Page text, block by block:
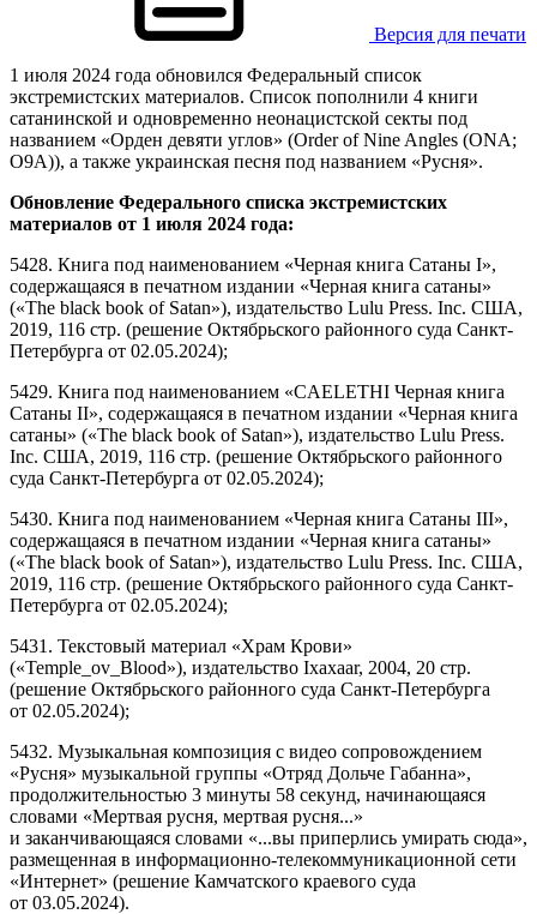
Версия для печати
1 июля 2024 года обновился Федеральный список
экстремистских материалов. Список пополнили 4 книги
сатанинской и одновременно неонацистской секты под
названием «Орден девяти углов» (Order of Nine Angles (ONA;
O9A)), а также украинская песня под названием «Русня».
Обновление Федерального списка экстремистских
материалов от 1 июля 2024 года:
5428. Книга под наименованием «Черная книга Сатаны I»,
содержащаяся в печатном издании «Черная книга сатаны»
(«The black book of Satan»), издательство Lulu Press. Inc. США,
2019, 116 стр. (решение Октябрьского районного суда Санкт-
Петербурга от 02.05.2024);
5429. Книга под наименованием «CAELETHI Черная книга
Сатаны II», содержащаяся в печатном издании «Черная книга
сатаны» («The black book of Satan»), издательство Lulu Press.
Inc. США, 2019, 116 стр. (решение Октябрьского районного
суда Санкт-Петербурга от 02.05.2024);
5430. Книга под наименованием «Черная книга Сатаны III»,
содержащаяся в печатном издании «Черная книга сатаны»
(«The black book of Satan»), издательство Lulu Press. Inc. США,
2019, 116 стр. (решение Октябрьского районного суда Санкт-
Петербурга от 02.05.2024);
5431. Текстовый материал «Храм Крови»
(«Temple_ov_Blood»), издательство Ixaxaar, 2004, 20 стр.
(решение Октябрьского районного суда Санкт-Петербурга
от 02.05.2024);
5432. Музыкальная композиция с видео сопровождением
«Русня» музыкальной группы «Отряд Дольче Габанна»,
продолжительностью 3 минуты 58 секунд, начинающаяся
словами «Мертвая русня, мертвая русня...»
и заканчивающаяся словами «...вы приперлись умирать сюда»,
размещенная в информационно-телекоммуникационной сети
«Интернет» (решение Камчатского краевого суда
от 03.05.2024).